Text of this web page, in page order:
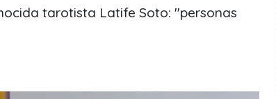
tarotista Latife Soto: "personas